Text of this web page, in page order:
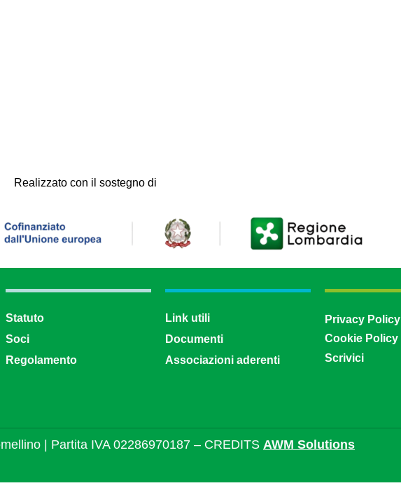
Realizzato con il sostegno di
Statuto
Soci
Regolamento
Link utili
Documenti
Associazioni aderenti
Privacy Policy
Cookie Policy
Scrivici
| Partita IVA 02286970187 – CREDITS AWM Solutions